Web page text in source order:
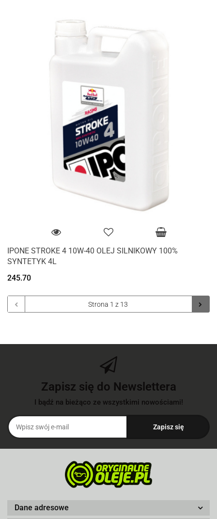
IPONE STROKE 4 10W-40 OLEJ SILNIKOWY 100%
SYNTETYK 4L
245.70
Zapisz się do Newslettera
I bądź na bieżąco ze wszystkimi nowościami!
Dane adresowe